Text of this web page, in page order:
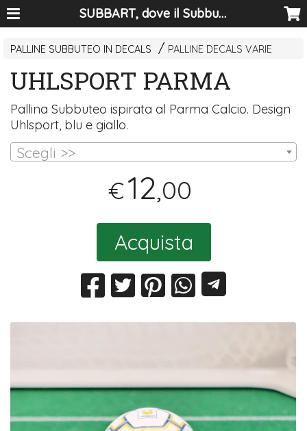
SUBBART, dove il Subbuteo diventa arte
PALLINE SUBBUTEO IN DECALS PALLINE DECALS VARIE
UHLSPORT PARMA
Pallina Subbuteo ispirata al Parma Calcio. Design
Uhlsport, blu e giallo.
Scegli >>
€12,00
Acquista